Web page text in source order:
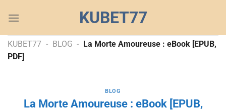
đến
dung
KUBET77
KUBET77 - BLOG - La Morte Amoureuse : eBook [EPUB,
PDF]
BLOG
La Morte Amoureuse : eBook [EPUB,